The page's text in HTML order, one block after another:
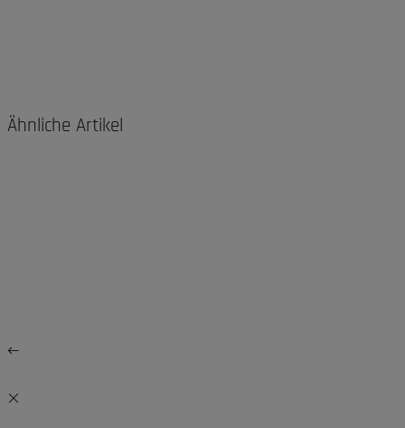
Ähnliche Artikel